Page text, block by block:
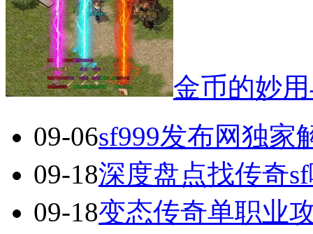
金币的妙
09-06sf999发布网独家
09-18深度盘点找传奇
09-18变态传奇单职业